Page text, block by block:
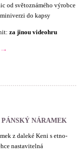
od světoznámého výrobce
do kapsy
za jinou videohru
NÁRAMEK
z daleké Keni s etno-
nastavitelná